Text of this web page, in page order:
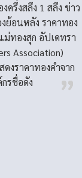
รึ่งสลึง 1 สลึง ข่าว
ย้อนหลัง ราคาทอง
ม่ทองสุก อัปเดทรา
Association)
งราคาทองคำจาก
รชื่อดัง